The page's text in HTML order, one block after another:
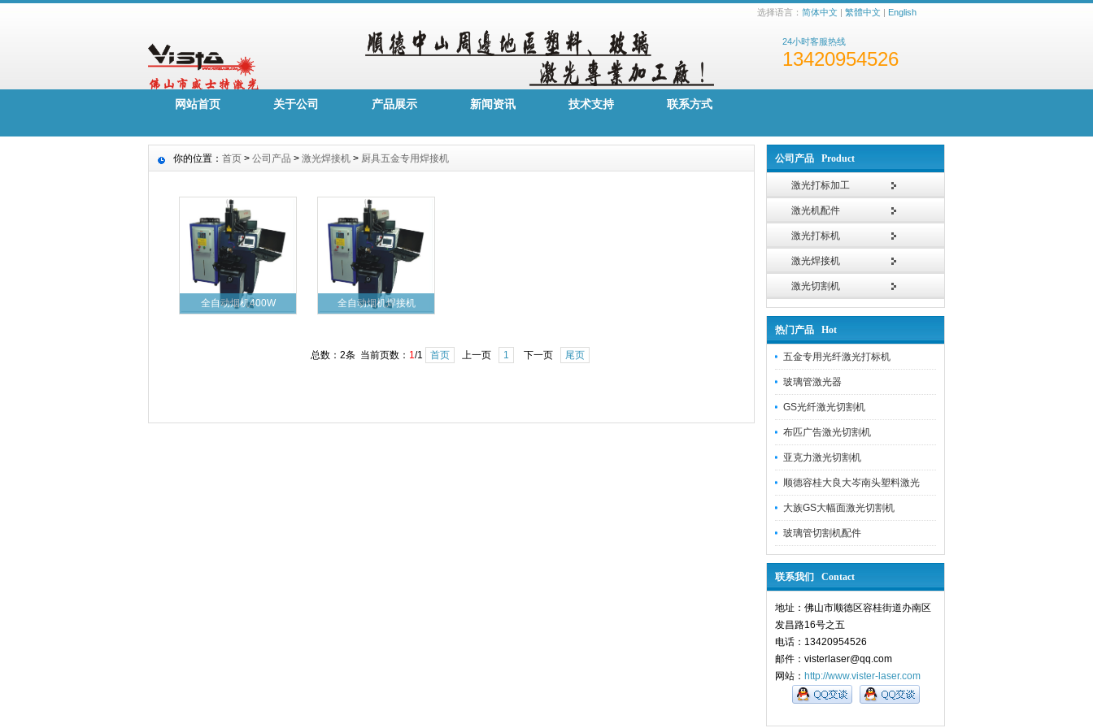
选择语言： 简体中文 | 繁體中文 | English
24小时客服热线
13420954526
网站首页 关于公司 产品展示 新闻资讯 技术支持 联系方式
公司产品 Product
激光打标加工
激光机配件
激光打标机
激光焊接机
激光切割机
热门产品 Hot
五金专用光纤激光打标机
玻璃管激光器
GS光纤激光切割机
布匹广告激光切割机
亚克力激光切割机
顺德容桂大良大岑南头塑料激光
大族GS大幅面激光切割机
玻璃管切割机配件
联系我们 Contact
地址：佛山市顺德区容桂街道办南区
发昌路16号之五
电话：13420954526
邮件：visterlaser@qq.com
网站： http://www.vister-laser.com
你的位置： 首页 > 公司产品 > 激光焊接机 > 厨具五金专用焊接机
全自动烟机400W 全自动烟机焊接机
总数：2条 当前页数： 1/1 首页 上一页 1 下一页 尾页